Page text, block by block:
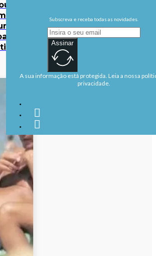
uma
Subscreva e receba todas as novidades.
Assinar
A sua informação está protegida. Leia a nossa
privacidade.